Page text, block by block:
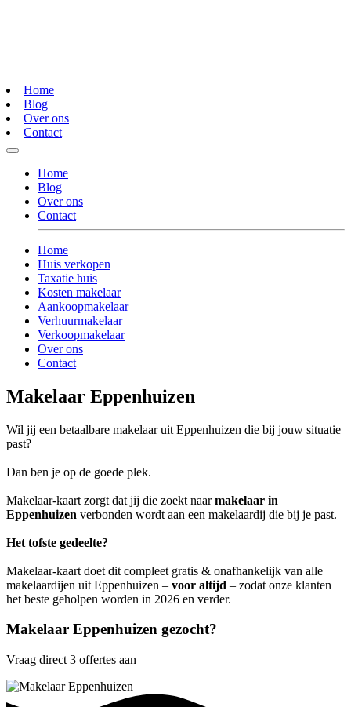
Home
Blog
Over ons
Contact
Home
Blog
Over ons
Contact
Home
Huis verkopen
Taxatie huis
Kosten makelaar
Aankoopmakelaar
Verhuurmakelaar
Verkoopmakelaar
Over ons
Contact
Makelaar Eppenhuizen
Wil jij een betaalbare makelaar uit Eppenhuizen die bij jouw situatie
past?
Dan ben je op de goede plek.
Makelaar-kaart zorgt dat jij die zoekt naarmakelaar in
Eppenhuizen verbonden wordt aan een makelaardij die bij je past.
Het tofste gedeelte?
Makelaar-kaart doet dit compleet gratis & onafhankelijk van alle
makelaardijen uit Eppenhuizen – voor altijd – zodat onze klanten
het beste geholpen worden in 2026 en verder.
Makelaar Eppenhuizen gezocht?
Vraag direct 3 offertes aan